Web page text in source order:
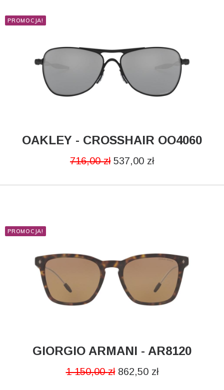
PROMOCJA!
DODAJ DO KOSZYKA
OAKLEY - CROSSHAIR OO4060
716,00zł 537,00 zł
PROMOCJA!
CZYTAJ DALEJ
GIORGIO ARMANI - AR8120
1 150,00zł 862,50 zł